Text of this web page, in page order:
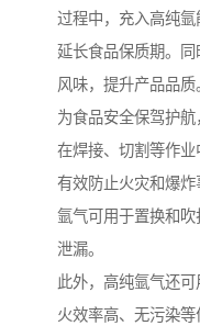
过程中，充入高纯氩
延长食品保质期。
风味，提升产品品
为食品安全保驾护航
在焊接、切割等作
有效防止火灾和爆
氩气可用于置换和
泄漏。
此外，高纯氩气还
火效率高、无污染